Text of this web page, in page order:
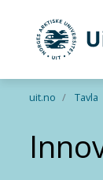
Gå til
UiT
uit.no Tavla